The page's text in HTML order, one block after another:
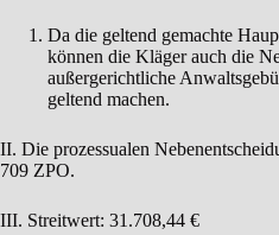
Da die geltend gemachte
können die Kläger auch die
außergerichtliche
geltend machen.
II. Die prozessualen
709 ZPO.
III. Streitwert: 31.708,44 €